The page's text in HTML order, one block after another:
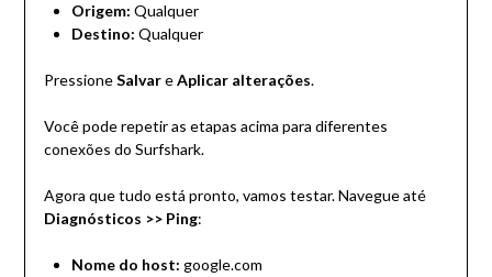
Origem: Qualquer
Destino: Qualquer
PressioneSalvareAplicar alterações.
Você pode repetir as etapas acima para diferentes
conexões do Surfshark.
Agora que tudo está pronto, vamos testar. Navegue até
Diagnósticos >> Ping:
Nome do host: google.com